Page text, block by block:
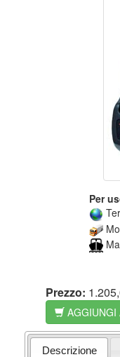
Per
Prezzo:
AGGIUNGI
Descrizione